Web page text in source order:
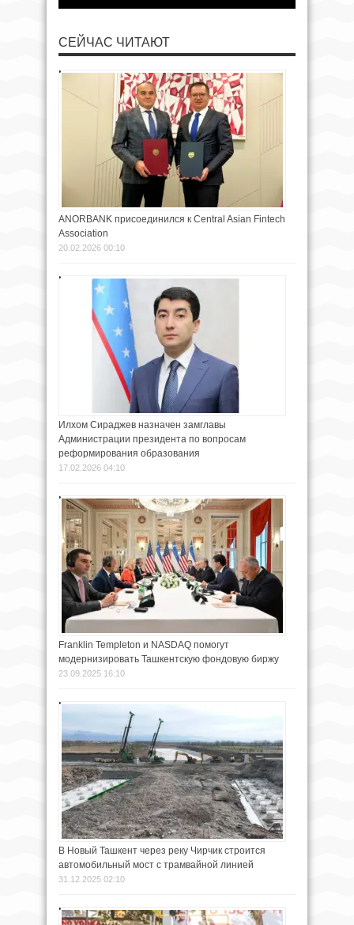
СЕЙЧАС ЧИТАЮТ
ANORBANK присоединился к Central Asian Fintech
Association
20.02.2026 00:10
Илхом Сираджев назначен замглавы
Администрации президента по вопросам
реформирования образования
17.02.2026 04:10
Franklin Templeton и NASDAQ помогут
модернизировать Ташкентскую фондовую биржу
23.09.2025 16:10
В Новый Ташкент через реку Чирчик строится
автомобильный мост с трамвайной линией
31.12.2025 02:10